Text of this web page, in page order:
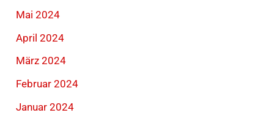
Mai 2024
April 2024
März 2024
Februar 2024
Januar 2024